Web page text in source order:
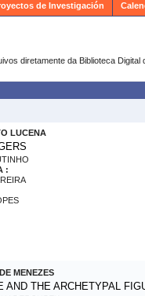
de Investigación
diretamente da Biblioteca
LUCENA
:
MENEZES
AND THE ARCHETYPAL